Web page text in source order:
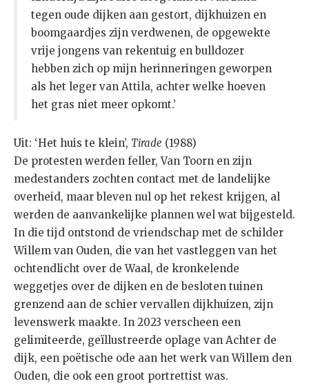
tegen oude dijken aan gestort, dijkhuizen en
boomgaardjes zijn verdwenen, de opgewekte
vrije jongens van rekentuig en bulldozer
hebben zich op mijn herinneringen geworpen
als het leger van Attila, achter welke hoeven
het gras niet meer opkomt.’
Uit: ‘Het huis te klein’, Tirade (1988)
De protesten werden feller, Van Toorn en zijn
medestanders zochten contact met de landelijke
overheid, maar bleven nul op het rekest krijgen, al
werden de aanvankelijke plannen wel wat bijgesteld.
In die tijd ontstond de vriendschap met de schilder
Willem van Ouden, die van het vastleggen van het
ochtendlicht over de Waal, de kronkelende
weggetjes over de dijken en de besloten tuinen
grenzend aan de schier vervallen dijkhuizen, zijn
levenswerk maakte. In 2023 verscheen een
gelimiteerde, geïllustreerde oplage van Achter de
dijk, een poëtische ode aan het werk van Willem den
Ouden, die ook een groot portrettist was.